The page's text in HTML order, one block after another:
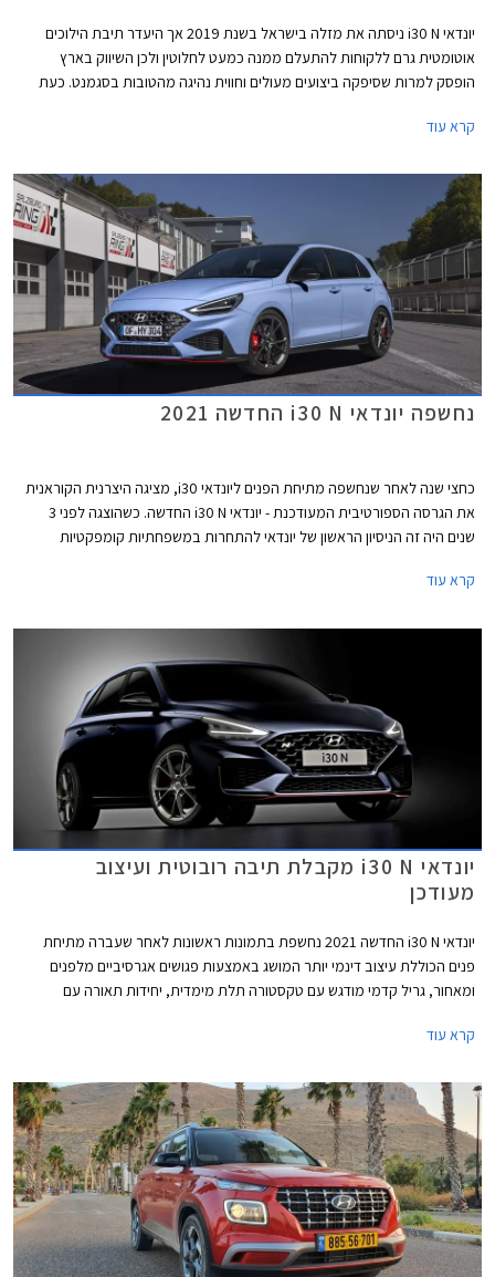
יונדאי i30 N ניסתה את מזלה בישראל בשנת 2019 אך היעדר תיבת הילוכים
אוטומטית גרם ללקוחות להתעלם ממנה כמעט לחלוטין ולכן השיווק בארץ
הופסק למרות שסיפקה ביצועים מעולים וחווית נהיגה מהטובות בסגמנט. כעת
₪ ולנסות מכונית ספורטיבית מיצרנית שאין לה מסורת ארוכה בתחום, בניגוד
למותגים מאירופה ומיפן.
קרא עוד
נחשפה יונדאי i30 N החדשה 2021
כחצי שנה לאחר שנחשפה מתיחת הפנים ליונדאי i30, מציגה היצרנית הקוראנית
את הגרסה הספורטיבית המעודכנת - יונדאי i30 N החדשה. כשהוצגה לפני 3
שנים היה זה הניסיון הראשון של יונדאי להתחרות במשפחתיות קומפקטיות
קרא עוד
יונדאי i30 N מקבלת תיבה רובוטית ועיצוב
מעודכן
יונדאי i30 N החדשה 2021 נחשפת בתמונות ראשונות לאחר שעברה מתיחת
פנים הכוללת עיצוב דינמי יותר המושג באמצעות פגושים אגרסיביים מלפנים
ומאחור, גריל קדמי מודגש עם טקסטורה תלת מימדית, יחידות תאורה עם
וחישוקי 19 אינץ' קלים ב- 14 ק"ג ביחס לדגם הקודם.
קרא עוד